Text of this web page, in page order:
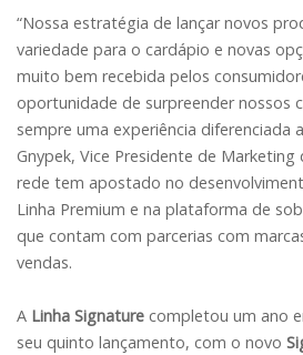
“Nossa estratégia de lançar novos
variedade para o cardápio e novas
muito bem recebida pelos
oportunidade de surpreender nossos
sempre uma experiência diferenciada
Gnypek, Vice Presidente de Marketing
rede tem apostado no
Linha Premium e na plataforma de
que contam com parcerias com
vendas.
A Linha Signature completou um ano
seu quinto lançamento, com o novo